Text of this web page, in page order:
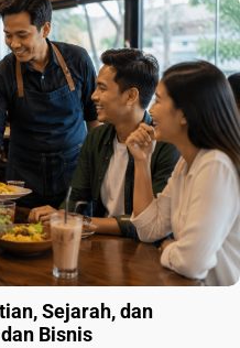
Sejarah, dan
Bisnis